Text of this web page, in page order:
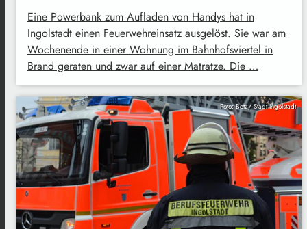
Eine Powerbank zum Aufladen von Handys hat in
Ingolstadt einen Feuerwehreinsatz ausgelöst. Sie war am
Wochenende in einer Wohnung im Bahnhofsviertel in
Brand geraten und zwar auf einer Matratze. Die …
Foto: Betz/ Stadt Ingolstadt